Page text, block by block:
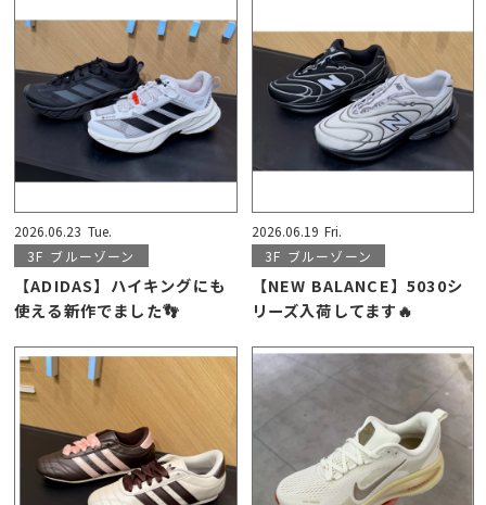
2026.06.23 Tue.
3F ブルーゾーン
【ADIDAS】ハイキングにも
使える新作でました👣
2026.06.19 Fri.
3F ブルーゾーン
【NEW BALANCE】5030シ
リーズ入荷してます🔥